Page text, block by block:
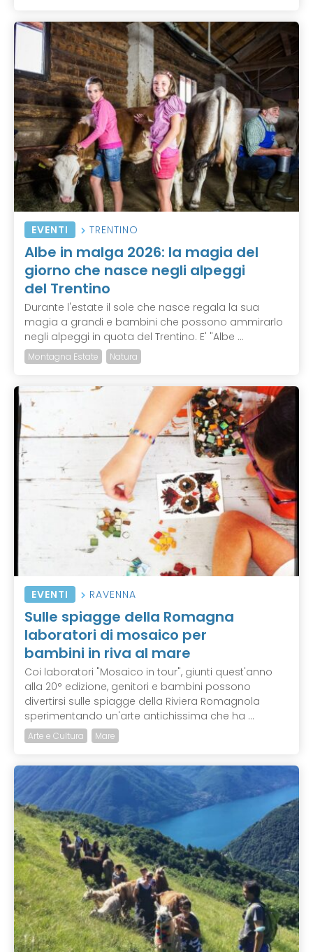
EVENTI TRENTINO
Albe in malga 2026: la magia del
giorno che nasce negli alpeggi
del Trentino
Durante l'estate il sole che nasce regala la sua
magia a grandi e bambini che possono ammirarlo
negli alpeggi in quota del Trentino. E' "Albe ...
Montagna Estate Natura
EVENTI RAVENNA
Sulle spiagge della Romagna
laboratori di mosaico per
bambini in riva al mare
Coi laboratori "Mosaico in tour", giunti quest'anno
alla 20° edizione, genitori e bambini possono
divertirsi sulle spiagge della Riviera Romagnola
sperimentando un'arte antichissima che ha ...
Arte e Cultura Mare